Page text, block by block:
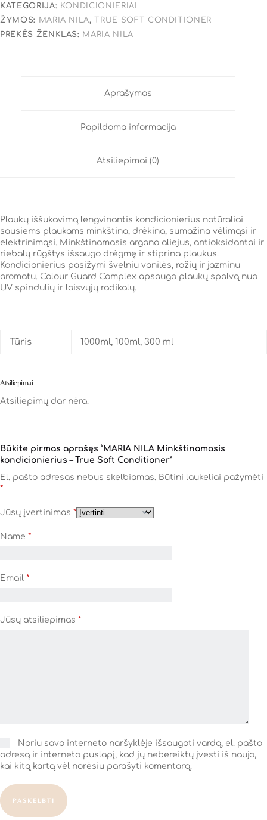
KATEGORIJA: KONDICIONIERIAI
ŽYMOS:
MARIA NILA,
TRUE SOFT CONDITIONER
PREKĖS ŽENKLAS: MARIA NILA
Aprašymas
Papildoma informacija
Atsiliepimai (0)
Plaukų iššukavimą lengvinantis kondicionierius natūraliai
sausiems plaukams minkština, drėkina, sumažina vėlimąsi ir
elektrinimąsi. Minkštinamasis argano aliejus, antioksidantai ir
riebalų rūgštys išsaugo drėgmę ir stiprina plaukus.
Kondicionierius pasižymi švelniu vanilės, rožių ir jazminu
aromatu. Colour Guard Complex apsaugo plaukų spalvą nuo
UV spindulių ir laisvųjų radikalų.
Tūris 1000ml, 100ml, 300 ml
Atsiliepimai
Atsiliepimų dar nėra.
Būkite pirmas aprašęs “MARIA NILA Minkštinamasis
kondicionierius – True Soft Conditioner”
El. pašto adresas nebus skelbiamas. Būtini laukeliai pažymėti
*
Jūsų įvertinimas *
Name *
Email *
Jūsų atsiliepimas *
Noriu savo interneto naršyklėje išsaugoti vardą, el. pašto
adresą ir interneto puslapį, kad jų nebereiktų įvesti iš naujo,
kai kitą kartą vėl norėsiu parašyti komentarą.
PASKELBTI